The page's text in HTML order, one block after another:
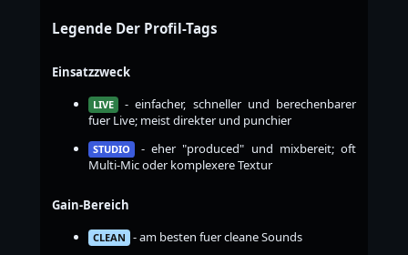
Legende Der Profil-Tags
Einsatzzweck
LIVE - einfacher, schneller und berechenbarer
fuer Live; meist direkter und punchier
STUDIO - eher "produced" und mixbereit; oft
Multi-Mic oder komplexere Textur
Gain-Bereich
CLEAN - am besten fuer cleane Sounds